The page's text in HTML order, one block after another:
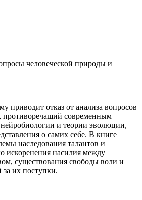
человеческой природы и
приводит отказ от анализа вопросов
противоречащий современным
и теории эволюции,
о самих себе. В книге
наследования талантов и
искоренения насилия между
существования свободы воли и
за их поступки.